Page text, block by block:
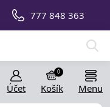
777 848 363
Účet Košík
0
Menu